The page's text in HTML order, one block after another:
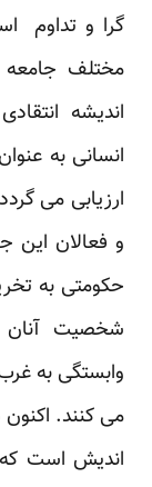
گرا و تداوم
مختلف
اندیشه
انسانی به
ارزیابی می
و فعالان این
حکومتی به
شخصیت آنان
وابستگی به
می کنند.
اندیش است که